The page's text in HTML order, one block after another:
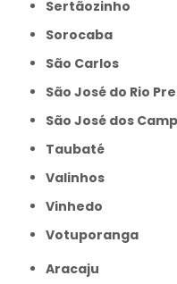
Sertãozinho
Sorocaba
São Carlos
São José do Rio
São José dos
Taubaté
Valinhos
Vinhedo
Votuporanga
Aracaju